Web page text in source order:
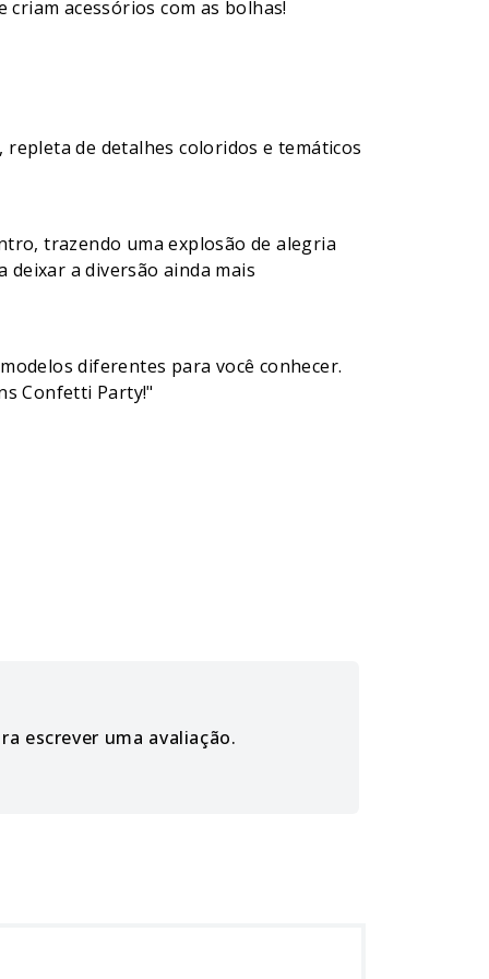
acessórios com as bolhas!
de detalhes coloridos e temáticos
trazendo uma explosão de alegria
deixar a diversão ainda mais
diferentes para você conhecer.
Confetti Party!"
escrever uma avaliação.